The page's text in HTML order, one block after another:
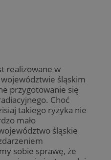
realizowane w
śląskim
przygotowanie się
Choć
takiego ryzyka nie
mało
śląskie
sobie sprawę, że